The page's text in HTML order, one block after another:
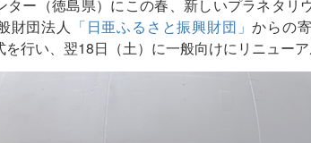
ター（徳島県）にこの春、新しいプラネタリ
財団法人 「日亜ふるさと振興財団」からの
を行い、翌18日（土）に一般向けにリニューア